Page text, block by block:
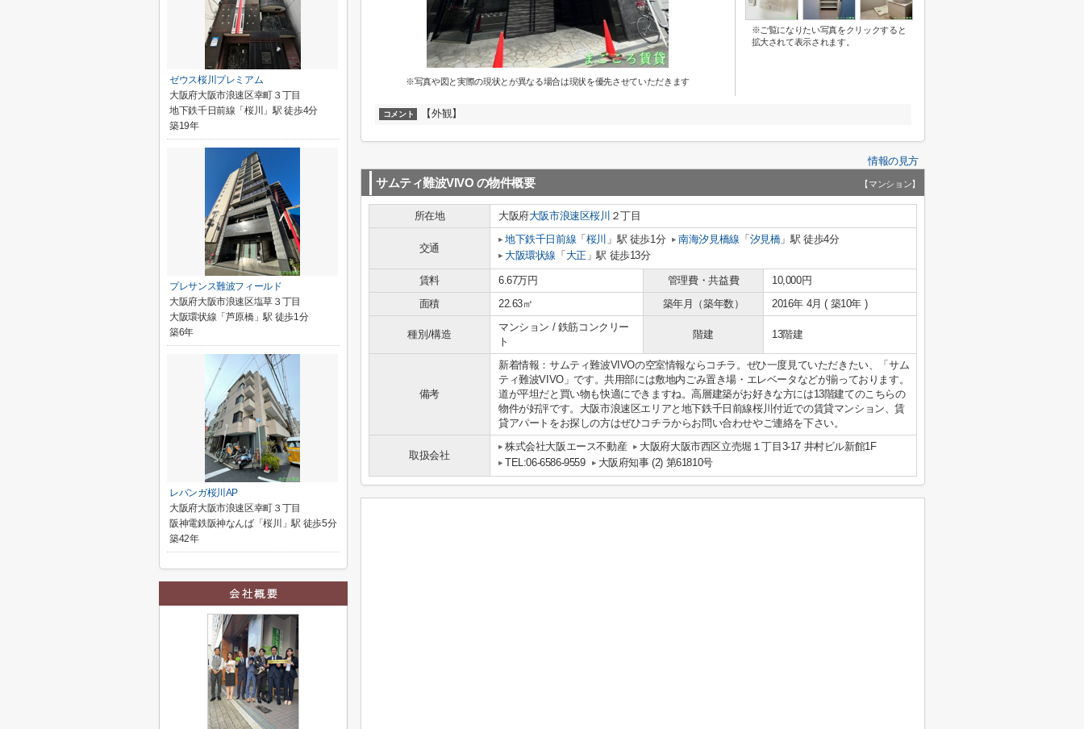
※写真や図と実際の現状とが異なる場合は現状を優先させていただきます
※ご覧になりたい写真をクリックすると
拡大されて表示されます。
コメント 【外観】
情報の見方
サムティ難波VIVO の物件概要 【マンション】
所在地 大阪府大阪市浪速区桜川 ２丁目
交通
地下鉄千日前線 「 桜川 」駅 徒歩1分 南海汐見橋線 「 汐見橋」駅 徒歩4分
大阪環状線 「 大正 」駅 徒歩13分
賃料 6.67万円 管理費・共益費
10,000円
面積
22.63㎡ 築年月（築年数） 2016年 4月 ( 築10年 )
種別/構造
マンション / 鉄筋コンクリー
ト
階建 13階建
備考
新着情報：サムティ難波VIVOの空室情報ならコチラ。ぜひ一度見ていただきたい、「サム
ティ難波VIVO」です。共用部には敷地内ごみ置き場・エレベータなどが揃っております。
道が平坦だと買い物も快適にできますね。高層建築がお好きな方には13階建てのこちらの
物件が好評です。大阪市浪速区エリアと地下鉄千日前線桜川付近での賃貸マンション、賃
貸アパートをお探しの方はぜひコチラからお問い合わせやご連絡を下さい。
取扱会社
株式会社大阪エース不動産
大阪府大阪市西区立売堀１丁目3-17 井村ビル新館1F
TEL:06-6586-9559
大阪府知事 (2) 第61810号
ゼウス桜川プレミアム
大阪府大阪市浪速区幸町３丁目
地下鉄千日前線「桜川」駅 徒歩4分
築19年
プレサンス難波フィールド
大阪府大阪市浪速区塩草３丁目
大阪環状線「芦原橋」駅 徒歩1分
築6年
レバンガ桜川AP
大阪府大阪市浪速区幸町３丁目
阪神電鉄阪神なんば「桜川」駅 徒歩5分
築42年